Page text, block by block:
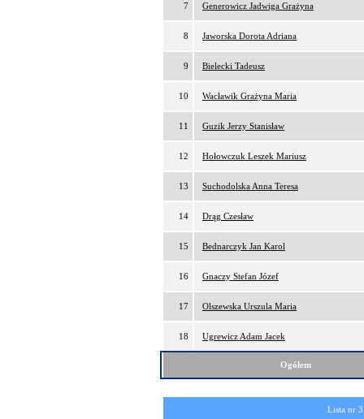
7 Generowicz Jadwiga Grażyna
8 Jaworska Dorota Adriana
9 Bielecki Tadeusz
10 Wacławik Grażyna Maria
11 Guzik Jerzy Stanisław
12 Hołowczuk Leszek Mariusz
13 Suchodolska Anna Teresa
14 Drąg Czesław
15 Bednarczyk Jan Karol
16 Gnaczy Stefan Józef
17 Olszewska Urszula Maria
18 Ugrewicz Adam Jacek
Ogółem
Lista nr